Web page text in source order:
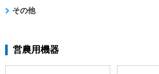
その他
営農用機器